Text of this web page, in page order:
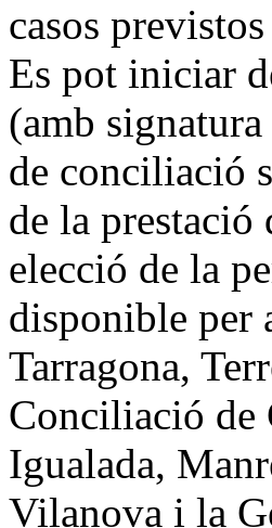
casos
Es pot iniciar
(amb
de conciliació
de la prestació
elecció de la
disponible per
Tarragona,
Conciliació de
Igualada,
Vilanova i la